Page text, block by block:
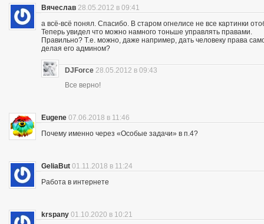
Вячеслав 28.05.2012 в 09:41
а всё-всё понял. Спасибо. В старом огнелисе не все картинки
Теперь увидел что можно намного тоньше управлять правами.
Правильно? Т.е. можно, даже например, дать человеку права
делая его админом?
DJForce 28.05.2012 в 09:43
Все верно!
Eugene 07.06.2018 в 11:46
Почему именно через «Особые задачи» в п.4?
GeliaBut 01.11.2018 в 11:24
Работа в интернете
krspany 01.10.2020 в 10:21